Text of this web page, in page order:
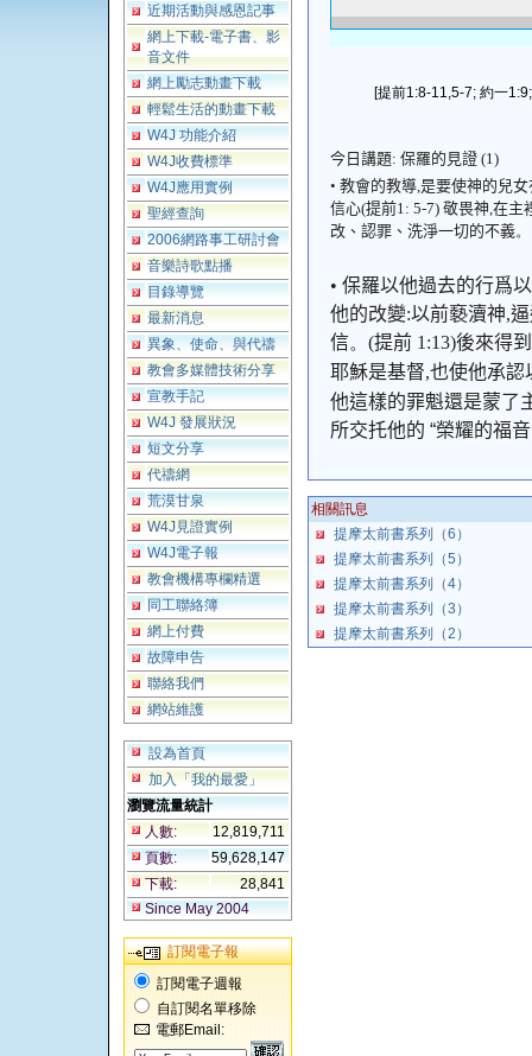
近期活動與感恩記事
網上下載-電子書、影
音文件
網上勵志動畫下載
輕鬆生活的動畫下載
W4J 功能介紹
W4J收費標準
W4J應用實例
聖經查詢
2006網路事工研討會
音樂詩歌點播
目錄導覽
最新消息
異象、使命、與代禱
教會多媒體技術分享
宣教手記
W4J 發展狀況
短文分享
代禱網
荒漠甘泉
W4J見證實例
W4J電子報
教會機構專欄精選
同工聯絡簿
網上付費
故障申告
聯絡我們
網站維護
設為首頁
加入「我的最愛」
瀏覽流量統計
人數:
12,819,711
頁數:
59,628,147
下載:
28,841
Since May 2004
訂閱電子報
訂閱電子週報
自訂閱名單移除
電郵Email:
[提前1:8-11,5-7; 約一
今日講題: 保羅的見證(1)
• 教會的教導,是要使神的兒
信心(提前1: 5-7) 敬畏神,在主
改、認罪、洗淨一切的不義。
• 保羅以他過去的行爲
他的改變:以前褻瀆神,
信。(提前1:13)後來得
耶穌是基督,也使他承認
他這樣的罪魁還是蒙了
所交托他的 “榮耀的福音
相關訊息
提摩太前書系列（6）
提摩太前書系列（5）
提摩太前書系列（4）
提摩太前書系列（3）
提摩太前書系列（2）